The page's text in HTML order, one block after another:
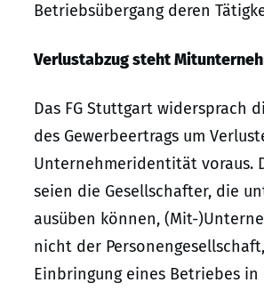
Betriebsübergang deren
Verlustabzug steht
Das FG Stuttgart widersprach
des Gewerbeertrags um
Unternehmeridentität voraus.
seien die Gesellschafter, die
ausüben können, (Mit-
nicht der
Einbringung eines Betriebes